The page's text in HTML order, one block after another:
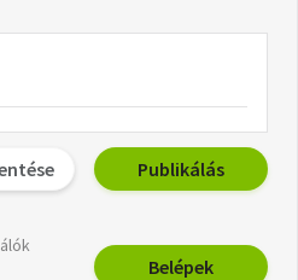
Publikálás
Belépek